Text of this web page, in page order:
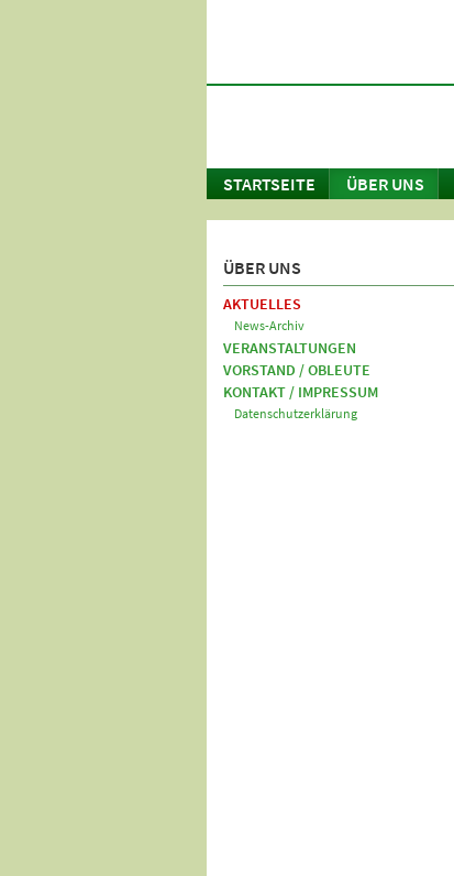
STARTSEITE ÜBER UNS
ÜBER UNS
AKTUELLES
News-Archiv
VERANSTALTUNGEN
VORSTAND / OBLEUTE
KONTAKT / IMPRESSUM
Datenschutzerklärung